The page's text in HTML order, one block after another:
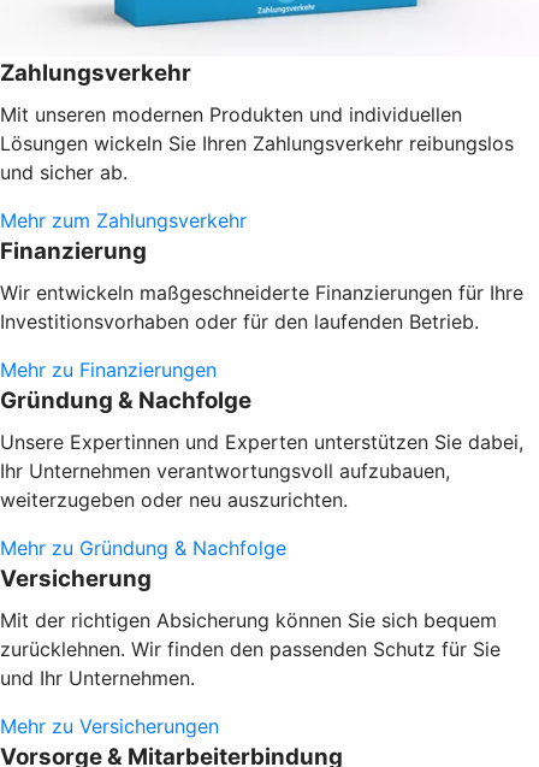
Zahlungsverkehr
Mit unseren modernen Produkten und individuellen
Lösungen wickeln Sie Ihren Zahlungsverkehr reibungslos
und sicher ab.
Mehr zum Zahlungsverkehr
Finanzierung
Wir entwickeln maßgeschneiderte Finanzierungen für Ihre
Investitionsvorhaben oder für den laufenden Betrieb.
Mehr zu Finanzierungen
Gründung & Nachfolge
Unsere Expertinnen und Experten unterstützen Sie dabei,
Ihr Unternehmen verantwortungsvoll aufzubauen,
weiterzugeben oder neu auszurichten.
Mehr zu Gründung & Nachfolge
Versicherung
Mit der richtigen Absicherung können Sie sich bequem
zurücklehnen. Wir finden den passenden Schutz für Sie
und Ihr Unternehmen.
Mehr zu Versicherungen
Vorsorge & Mitarbeiterbindung